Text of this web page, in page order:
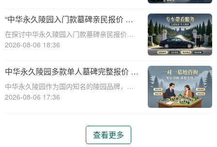
之一，一直致力于提供高品质、个性化的墓
碑服务。生态墓碑作为一种环保、
“中华永久陵园入门款墓碑亲民报价 一
次性付清享折上折：超值优惠与便捷选
择的完美结合”
在探讨中华永久陵园入门款墓碑亲民报价这
一主题时，我们首先需要理解墓碑选择的重
对逝者的纪念，也是对生者情感的寄托。因
此，选择一款既符合预算又具有纪念意义的
墓碑显得尤
2026-08-06 18:36
中华永久陵园多款单人墓碑完整报价 淡
季下单直降数千元详解
中华永久陵园作为国内知名的陵园品牌，提
供多种单人墓碑选择，满足不同客户的需
元的优惠政策，帮助消费者做出明智的选
2026-08-06 17:36
查看更多